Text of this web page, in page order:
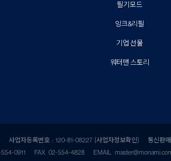
필기모드
잉크&리필
기업 선물
워터맨 스토리
사업자등록번호 : 120-81-08227 [사업자정보확인]
통신판
0911 FAX 02-554-4828 EMAIL